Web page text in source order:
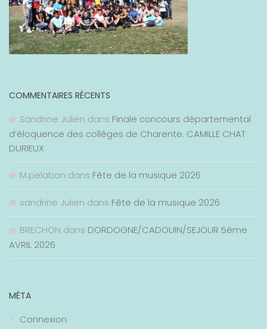
COMMENTAIRES RÉCENTS
Sandrine Julien dans Finale concours départemental
d’éloquence des collèges de Charente. CAMILLE CHAT
DURIEUX
M.pelabon dans Fête de la musique 2026
sandrine Julien dans Fête de la musique 2026
BRECHON dans DORDOGNE/CADOUIN/SEJOUR 5ème
AVRIL 2026
MÉTA
Connexion